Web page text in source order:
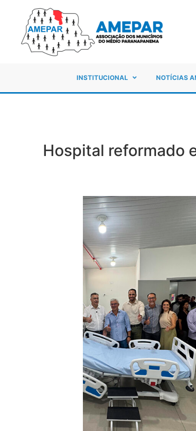
INSTITUCIONAL NOTÍCIAS
Hospital reformado